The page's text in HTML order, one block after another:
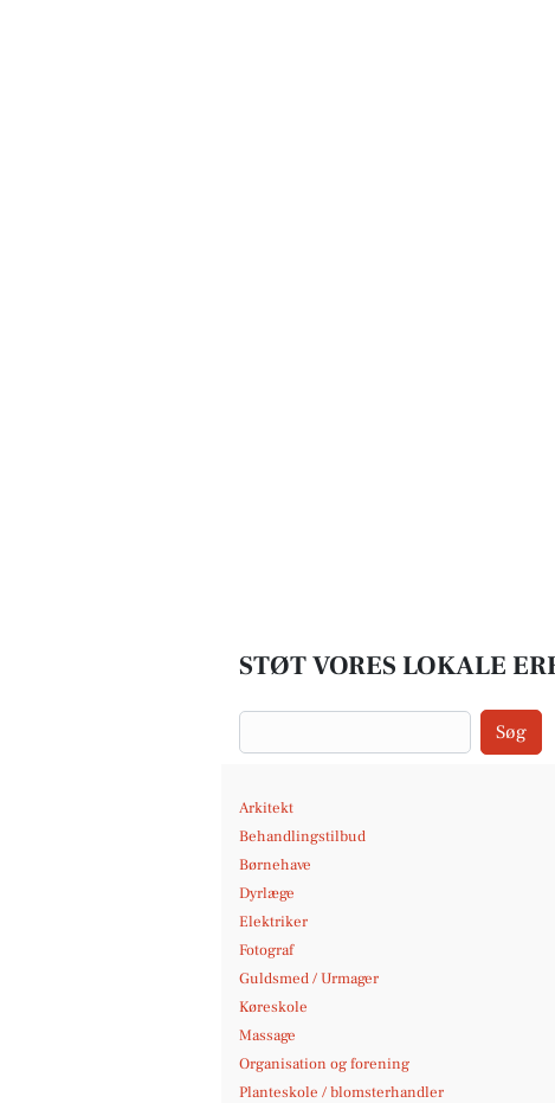
STØT VORES LOKALE
Søg
Arkitekt
Behandlingstilbud
Børnehave
Dyrlæge
Elektriker
Fotograf
Guldsmed / Urmager
Køreskole
Massage
Organisation og forening
Planteskole / blomsterhandler